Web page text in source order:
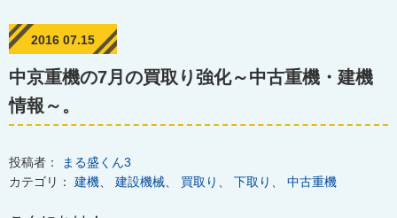
2016 07.15
中京重機の7月の買取り強化～中古重機・建機
情報～。
投稿者：
まる盛くん3
カテゴリ： 建機 建設機械 買取り 下取り 中古重機